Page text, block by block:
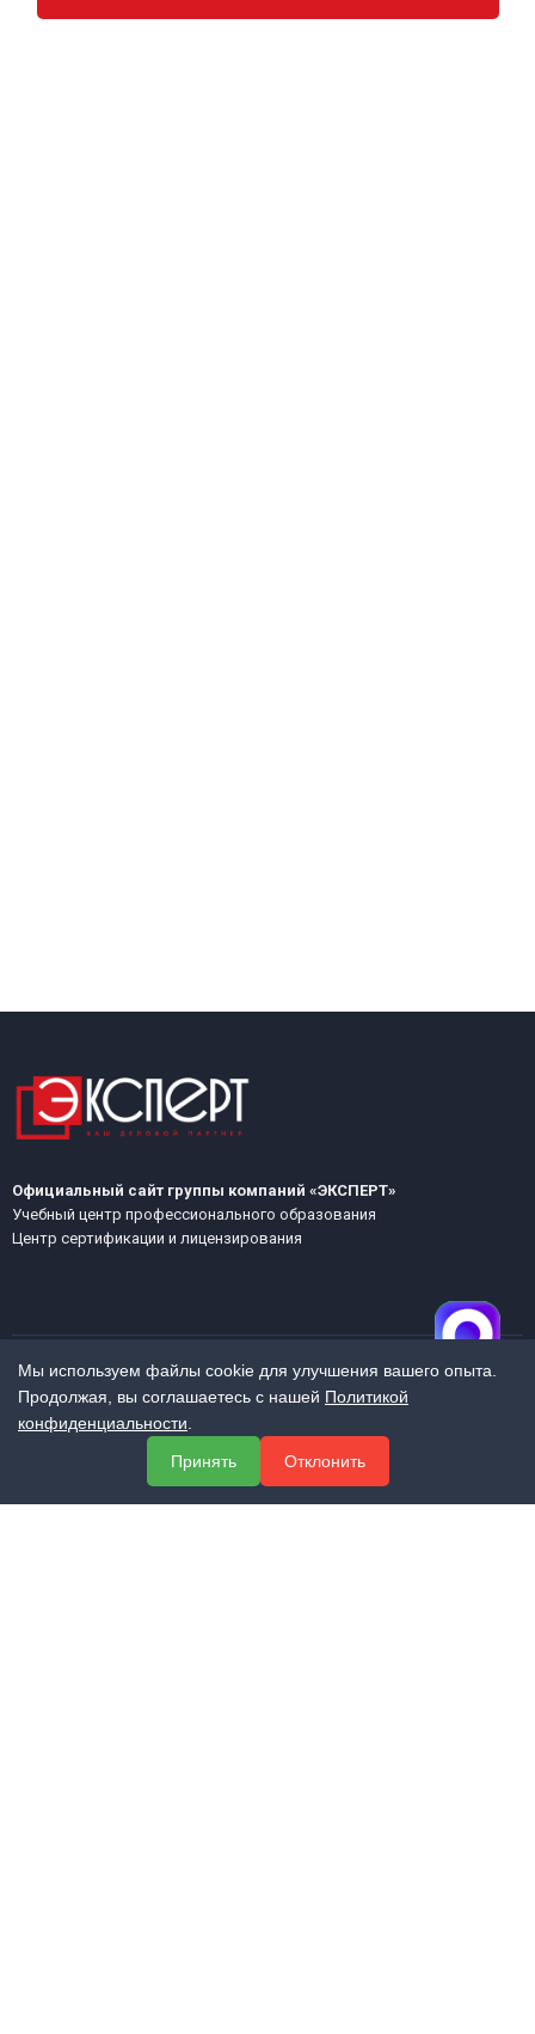
Официальный сайт группы компаний «ЭКСПЕРТ»
Учебный центр профессионального образования
Центр сертификации и лицензирования
МЕНЮ
Мы используем файлы cookie для улучшения вашего опыта.
Продолжая, вы соглашаетесь с нашей Политикой
конфиденциальности
Принять
Отклонить